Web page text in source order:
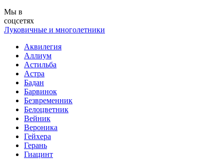
Мы в
соцсетях
Луковичные и многолетники
Аквилегия
Аллиум
Астильба
Астра
Бадан
Барвинок
Безвременник
Белоцветник
Вейник
Вероника
Гейхера
Герань
Гиацинт